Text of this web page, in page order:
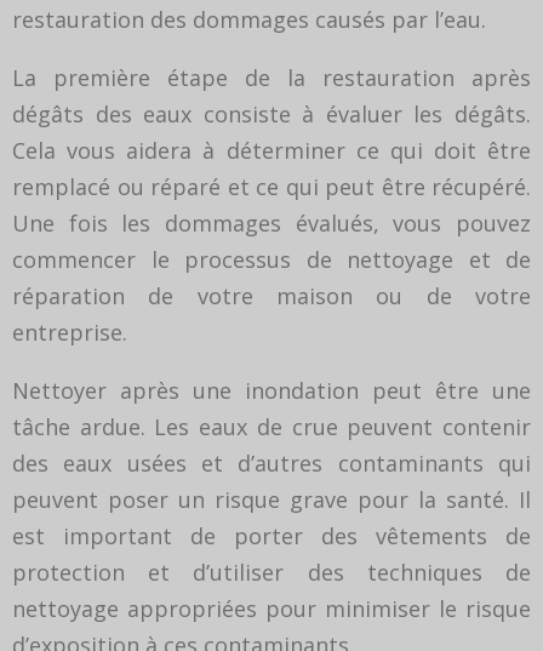
restauration des dommages causés par l’eau.
La première étape de la restauration après
dégâts des eaux consiste à évaluer les dégâts.
Cela vous aidera à déterminer ce qui doit être
remplacé ou réparé et ce qui peut être récupéré.
Une fois les dommages évalués, vous pouvez
commencer le processus de nettoyage et de
réparation de votre maison ou de votre
entreprise.
Nettoyer après une inondation peut être une
tâche ardue. Les eaux de crue peuvent contenir
des eaux usées et d’autres contaminants qui
peuvent poser un risque grave pour la santé. Il
est important de porter des vêtements de
protection et d’utiliser des techniques de
nettoyage appropriées pour minimiser le risque
d’exposition à ces contaminants.